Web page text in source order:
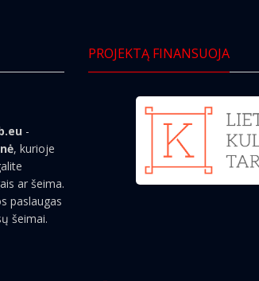
-
, kurioje
ar šeima.
paslaugas
šeimai.
PROJEKTĄ FINANSUOJA